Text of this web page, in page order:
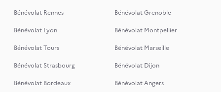
Bénévolat Rennes
Bénévolat Grenoble
Bénévolat Lyon
Bénévolat Montpellier
Bénévolat Tours
Bénévolat Marseille
Bénévolat Strasbourg
Bénévolat Dijon
Bénévolat Bordeaux
Bénévolat Angers